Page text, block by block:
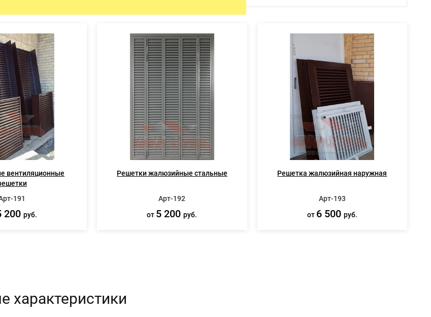
ПРОТИВОПОЖАРНЫЕ ИЗДЕЛИЯ
Противопожарные двери
Противопожарные люки
Противопожарные ворота
Металлические двери 3 класса защиты
Двери КХН и КХНС
вентиляционные
191
200руб.
Решетки жалюзийные стальные
Арт-192
от 5 200руб.
Решетка жалюзийная наружная
Арт-193
от 6 500 руб.
характеристики